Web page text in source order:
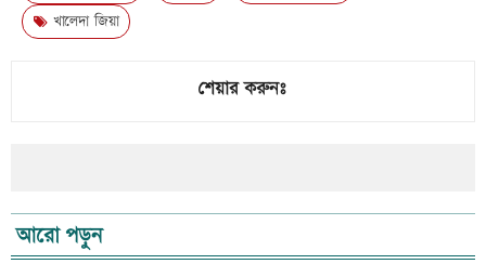
খালেদা জিয়া
শেয়ার করুনঃ
আরো পড়ুন